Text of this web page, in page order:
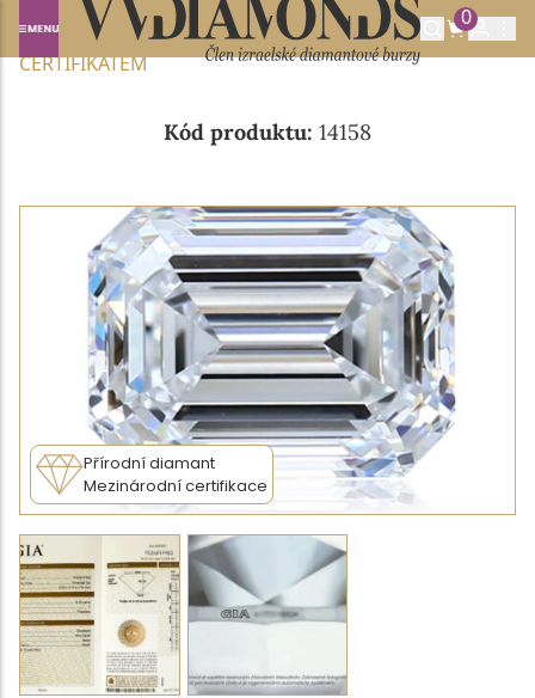
0
Domů NABÍDKA DIAMANTŮ
0.72CT I/FL S GIA
CERTIFIKÁTEM
Kód produktu: 14158
Přírodní diamant
Mezinárodní certifikace